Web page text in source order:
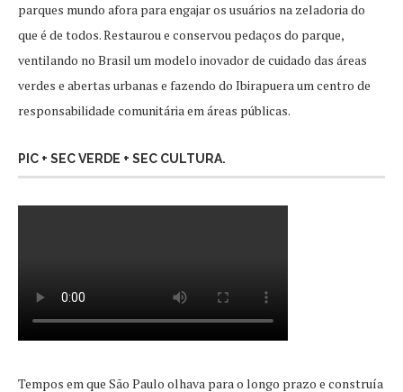
parques mundo afora para engajar os usuários na zeladoria do
que é de todos. Restaurou e conservou pedaços do parque,
ventilando no Brasil um modelo inovador de cuidado das áreas
verdes e abertas urbanas e fazendo do Ibirapuera um centro de
responsabilidade comunitária em áreas públicas.
PIC + SEC VERDE + SEC CULTURA.
Tempos em que São Paulo olhava para o longo prazo e construía